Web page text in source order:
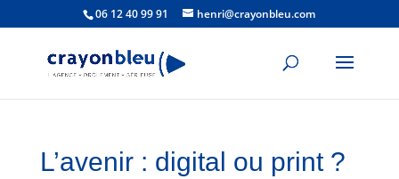
06 12 40 99 91 henri@crayonbleu.com
L’avenir : digital ou print ?